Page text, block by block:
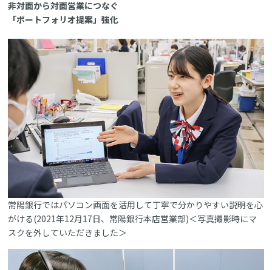
非対面から対面営業につなぐ
「ポートフォリオ提案」強化
常陽銀行ではパソコン画面を活用して丁寧で分かりやすい説明を心
がける(2021年12月17日、常陽銀行本店営業部)＜写真撮影時にマ
スクを外していただきました＞